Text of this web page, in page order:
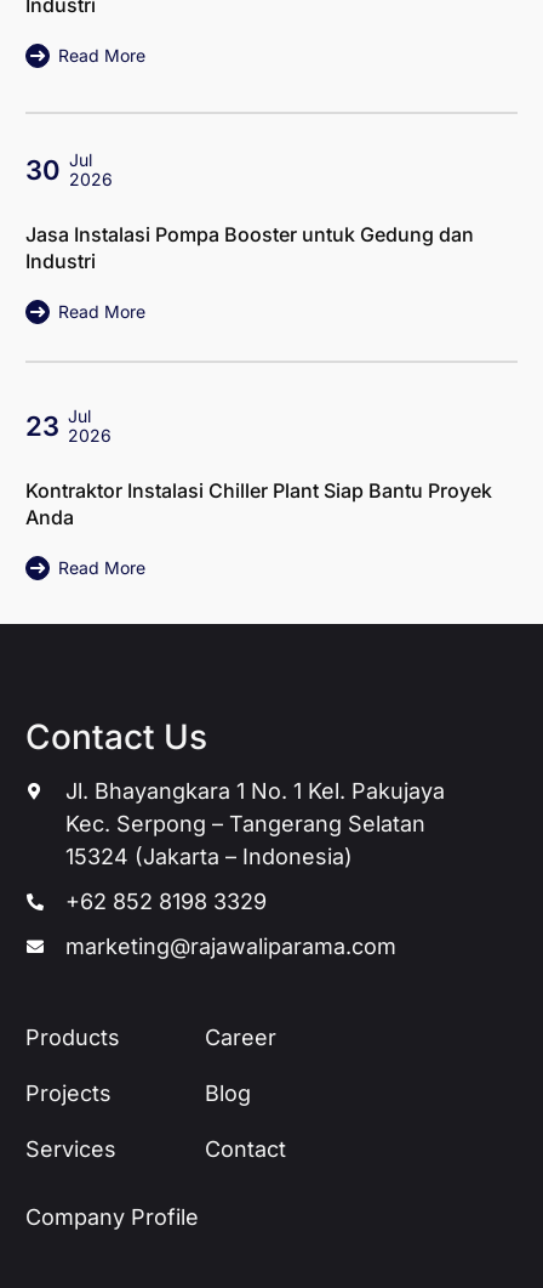
Read More
30 Jul
2026
Jasa Instalasi Pompa Booster untuk Gedung dan
Industri
Read More
23 Jul
2026
Kontraktor Instalasi Chiller Plant Siap Bantu Proyek
Anda
Read More
Contact Us
Jl. Bhayangkara 1 No. 1 Kel. Pakujaya
Kec. Serpong – Tangerang Selatan
15324 (Jakarta – Indonesia)
+62 852 8198 3329
marketing@rajawaliparama.com
Products
Projects
Services
Career
Blog
Contact
Company Profile